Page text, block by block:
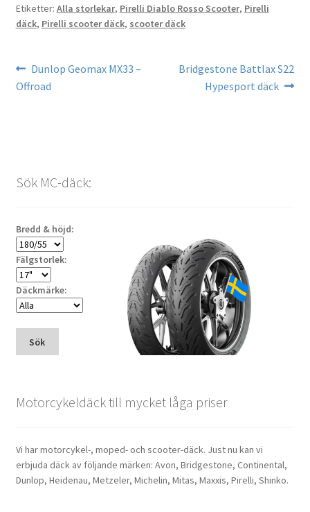
Etiketter: Alla storlekar, Pirelli Diablo Rosso Scooter, Pirelli
däck, Pirelli scooter däck, scooter däck
Inläggsnavigering
Föregående
inlägg:
Dunlop Geomax MX33 –
Offroad
Nästa
inlägg:
Bridgestone Battlax S22
Hypesport däck
Sök MC-däck:
Bredd & höjd:
Fälgstorlek:
Däckmärke:
Sök
Motorcykeldäck till mycket låga priser
Vi har motorcykel-, moped- och scooter-däck. Just nu kan vi
erbjuda däck av följande märken: Avon, Bridgestone, Continental,
Dunlop, Heidenau, Metzeler, Michelin, Mitas, Maxxis, Pirelli, Shinko.